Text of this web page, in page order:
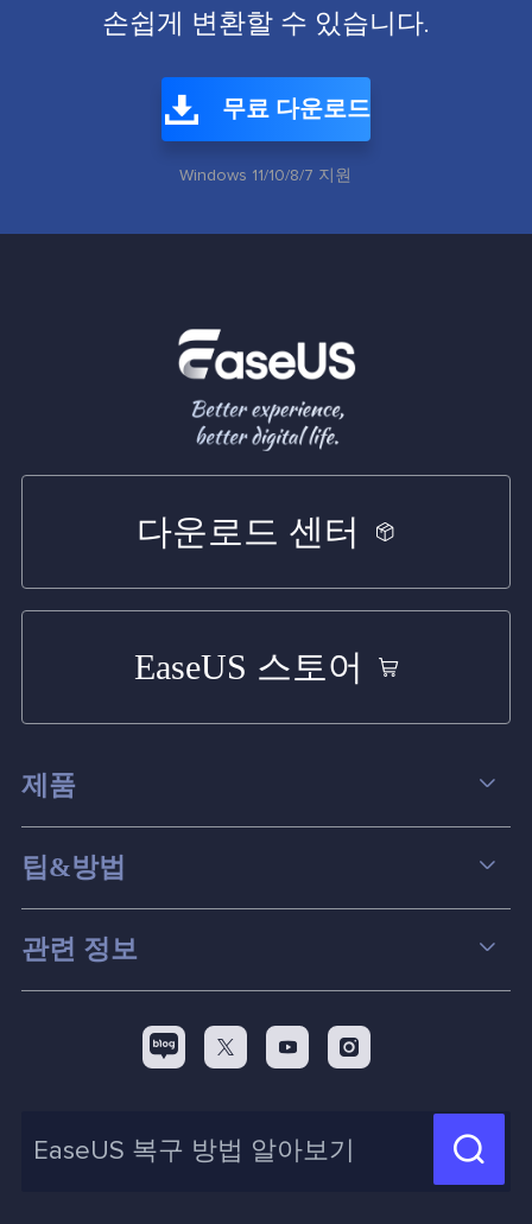
손쉽게 변환할 수 있습니다.
무료 다운로드
Windows 11/10/8/7 지원
다운로드 센터
EaseUS 스토어
제품
데이터 복구
파티션 관리
스크린 레코더
백업&복원
신제품 New
팁&방법
컴퓨터 데이터 복구 팁
맥 데이터 복구 팁
디스크 파티션 팁
화면 녹화 팁
관련 정보
리셀러
제휴 문의
  
